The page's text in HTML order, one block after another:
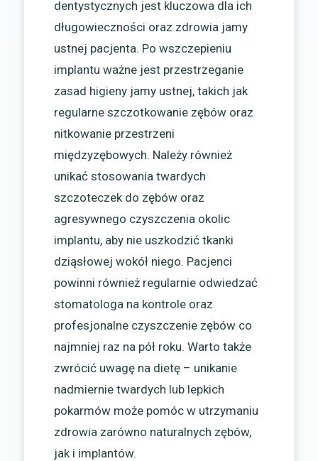
dentystycznych jest kluczowa dla ich
długowieczności oraz zdrowia jamy
ustnej pacjenta. Po wszczepieniu
implantu ważne jest przestrzeganie
zasad higieny jamy ustnej, takich jak
regularne szczotkowanie zębów oraz
nitkowanie przestrzeni
międzyzębowych. Należy również
unikać stosowania twardych
szczoteczek do zębów oraz
agresywnego czyszczenia okolic
implantu, aby nie uszkodzić tkanki
dziąsłowej wokół niego. Pacjenci
powinni również regularnie odwiedzać
stomatologa na kontrole oraz
profesjonalne czyszczenie zębów co
najmniej raz na pół roku. Warto także
zwrócić uwagę na dietę – unikanie
nadmiernie twardych lub lepkich
pokarmów może pomóc w utrzymaniu
zdrowia zarówno naturalnych zębów,
jak i implantów.